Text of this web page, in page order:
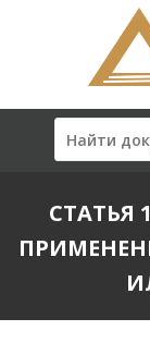
СТАТЬЯ